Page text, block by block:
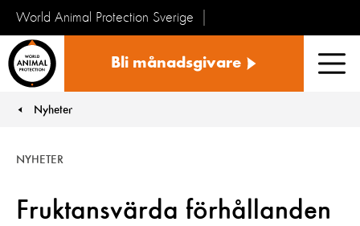
World Animal Protection Sverige
Bli månadsgivare
You are here:
Nyheter
Fruktansvärda förhållanden
NYHETER